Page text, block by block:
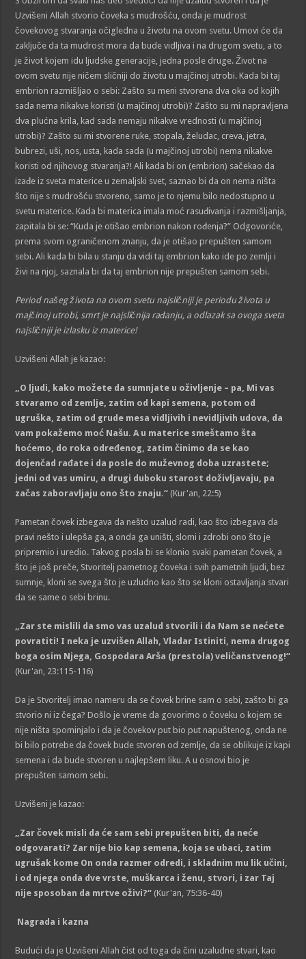
Uzvišeni Allah stvorio čoveka s mudrošću, onda je mudrost
čovekovog stvaranja očigledna u životu na ovom svetu. Umovi će da
zaključe da ta mudrost mora da bude vidljiva i na drugom svetu, a to
je život kojem idu ljudske generacije, jedna posle druge. Život na
ovom svetu nije ničem sličniji do životu u majčinoj utrobi. Kada bi taj
embrion razmišljao o sebi: Zašto su meni stvorena dva oka od kojih
sada nema nikakve koristi (u majčinoj utrobi)? Zašto su mi napravljena
dva plućna krila, kad sada nemaju nikakve vrednosti (u majčinoj
utrobi)? Zašto su mi stvorene ruke, stopala, želudac, creva, jetra,
bubrezi, uši, nos, usta, kada sada (u majčinoj utrobi) nema nikakve
koristi od njihovog stvaranja?! Ali kada bi on (embrion) sačekao da
izađe iz sveta materice u zemaljski svet, saznao bi da on nema ništa
što nije s mudrošću stvoreno, samo je to njemu bilo nedostupno u
svetu materice. Kada bi materica imala moć rasuđivanja i razmišljanja,
zapitala bi se: “Kuda je otišao embrion nakon rođenja?” Odgovoriće,
prema svom ograničenom znanju, da je otišao prepušten samom
sebi. Ali kada bi bila u stanju da vidi taj embrion kako ide po zemlji i
živi na njoj, saznala bi da taj embrion nije prepušten samom sebi.
Period našeg života na ovom svetu najsličniji je periodu života u
majčinoj utrobi, smrt je najsličnija rađanju, a odlazak sa ovoga sveta
najsličniji je izlasku iz materice!
Uzvišeni Allah je kazao:
„O ljudi, kako možete da sumnjate u oživljenje – pa, Mi vas
stvaramo od zemlje, zatim od kapi semena, potom od
ugruška, zatim od grude mesa vidljivih i nevidljivih udova, da
vam pokažemo moć Našu. A u materice smeštamo šta
hoćemo, do roka određenog, zatim činimo da se kao
dojenčad rađate i da posle do muževnog doba uzrastete;
jedni od vas umiru, a drugi duboku starost doživljavaju, pa
začas zaboravljaju ono što znaju.“ (Kur'an, 22:5)
Pametan čovek izbegava da nešto uzalud radi, kao što izbegava da
pravi nešto i ulepša ga, a onda ga uništi, slomi i zdrobi ono što je
pripremio i uredio. Takvog posla bi se klonio svaki pametan čovek, a
što je još preče, Stvoritelj pametnog čoveka i svih pametnih ljudi, bez
sumnje, kloni se svega što je uzludno kao što se kloni ostavljanja stvari
da se same o sebi brinu.
„Zar ste mislili da smo vas uzalud stvorili i da Nam se nećete
povratiti! I neka je uzvišen Allah, Vladar Istiniti, nema drugog
boga osim Njega, Gospodara Arša (prestola) veličanstvenog!“
(Kur'an, 23:115-116)
Da je Stvoritelj imao nameru da se čovek brine sam o sebi, zašto bi ga
stvorio ni iz čega? Došlo je vreme da govorimo o čoveku o kojem se
nije ništa spominjalo i da je čovekov put bio put napuštenog, onda ne
bi bilo potrebe da čovek bude stvoren od zemlje, da se oblikuje iz kapi
semena i da bude stvoren u najlepšem liku. A u osnovi bio je
prepušten samom sebi.
Uzvišeni je kazao:
„Zar čovek misli da će sam sebi prepušten biti, da neće
odgovarati? Zar nije bio kap semena, koja se ubaci, zatim
ugrušak kome On onda razmer odredi, i skladnim mu lik učini,
i od njega onda dve vrste, muškarca i ženu, stvori, i zar Taj
nije sposoban da mrtve oživi?“ (Kur'an, 75:36-40)
Nagrada i kazna
Budući da je Uzvišeni Allah čist od toga da čini uzaludne stvari, kao